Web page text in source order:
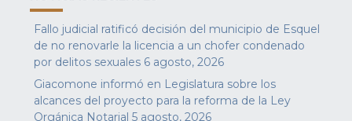
Fallo judicial ratificó decisión del municipio de Esquel
de no renovarle la licencia a un chofer condenado
por delitos sexuales 6 agosto, 2026
Giacomone informó en Legislatura sobre los
alcances del proyecto para la reforma de la Ley
Orgánica Notarial 5 agosto, 2026